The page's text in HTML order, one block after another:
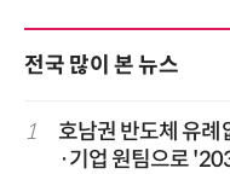
전국 많이 본 뉴스
1
호남권 반도체 유
·기업 원팀으로